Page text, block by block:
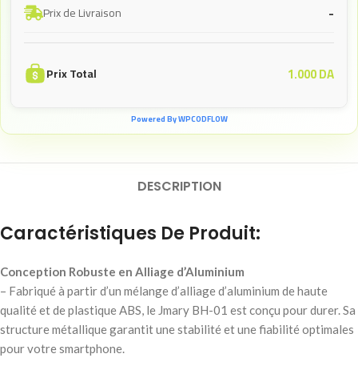
Prix de Livraison -
Prix Total 1.000DA
Powered By WPCODFLOW
DESCRIPTION
Caractéristiques De Produit:
Conception Robuste en Alliage d’Aluminium
– Fabriqué à partir d’un mélange d’alliage d’aluminium de haute
qualité et de plastique ABS, le Jmary BH-01 est conçu pour durer. Sa
structure métallique garantit une stabilité et une fiabilité optimales
pour votre smartphone.